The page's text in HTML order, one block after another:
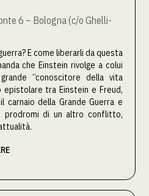
6 – Bologna (c/o Ghelli-
E come liberarli da questa
che Einstein rivolge a colui
“conoscitore della vita
epistolare tra Einstein e Freud,
carnaio della Grande Guerra e
prodromi di un altro conflitto,